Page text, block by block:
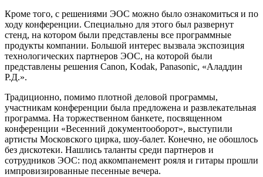
Кроме того, с решениями ЭОС можно было ознакомиться и по
ходу конференции. Специально для этого был развернут
стенд, на котором были представлены все программные
продукты компании. Большой интерес вызвала экспозиция
технологических партнеров ЭОС, на которой были
представлены решения Canon, Kodak, Panasonic, «Аладдин
Р.Д.».
Традиционно, помимо плотной деловой программы,
участникам конференции была предложена и развлекательная
программа. На торжественном банкете, посвященном
конференции «Весенний документооборот», выступили
артисты Московского цирка, шоу-балет. Конечно, не обошлось
без дискотеки. Нашлись таланты среди партнеров и
сотрудников ЭОС: под аккомпанемент рояля и гитары прошли
импровизированные песенные вечера.